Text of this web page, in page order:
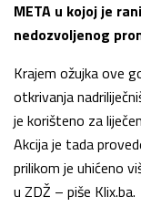
META u kojoj je
nedozvoljenog
Krajem ožujka ove
otkrivanja
je korišteno za
Akcija je tada
prilikom je uhićeno
u ZDŽ – piše Klix.ba.